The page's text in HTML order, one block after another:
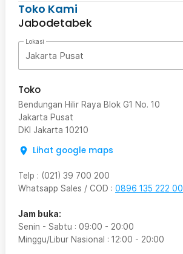
Toko Kami
Jabodetabek
Lokasi
Jakarta Pusat
Toko
Bendungan Hilir Raya Blok G1 No. 10
Jakarta Pusat
DKI Jakarta 10210
Lihat google maps
Telp : (021) 39 700 200
Whatsapp Sales / COD : 0896 135 222 00
Jam buka:
Senin - Sabtu : 09:00 - 20:00
Minggu/Libur Nasional : 12:00 - 20:00